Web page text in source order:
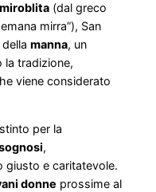
(dal greco
mirra”), San
manna, un
la tradizione,
viene considerato
per la
,
giusto e caritatevole.
donne prossime al